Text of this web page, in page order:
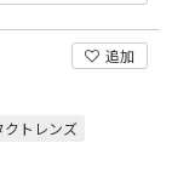
追加
クトレンズ